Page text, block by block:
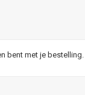
bent met je